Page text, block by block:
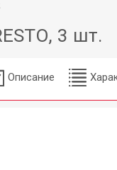
3 шт.
Описание